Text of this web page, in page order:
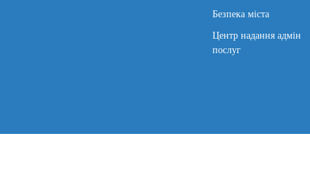
Безпека міста
Центр надання адмін
послуг